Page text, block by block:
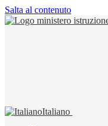
Salta al contenuto
Italiano